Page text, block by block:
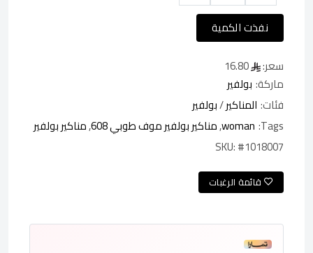
نفذت الكمية
سعر:
ماركة: بولفير
فئات: المناكير/بولفير
Tags:
woman
,مناكير بولفير موف طوبي 608 ,مناكير بولفير
SKU:#1018007
قائمة الرغبات